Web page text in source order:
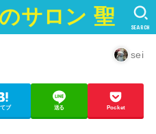
サロン 聖 SEARCH
sei
ブ 送る Pocket